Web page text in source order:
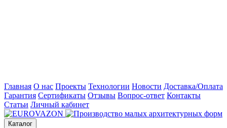
Главная О нас Проекты Технологии Новости Доставка/Оплата
Гарантия Сертификаты Отзывы Вопрос-ответ Контакты
Статьи Личный кабинет
Каталог